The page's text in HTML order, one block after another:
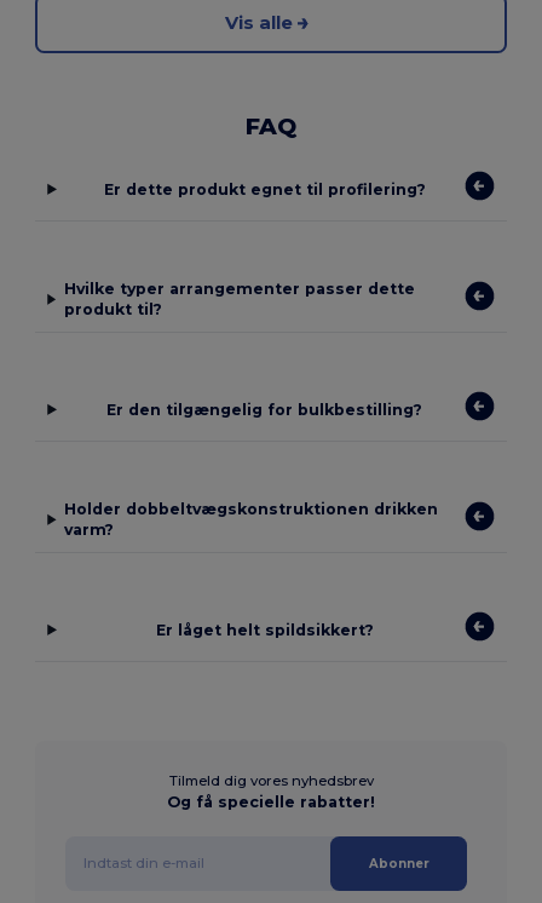
Vis alle
FAQ
Er dette produkt egnet til profilering?
Hvilke typer arrangementer passer dette
produkt til?
Er den tilgængelig for bulkbestilling?
Holder dobbeltvægskonstruktionen drikken
varm?
Er låget helt spildsikkert?
Tilmeld dig vores nyhedsbrev
Og få specielle rabatter!
Abonner